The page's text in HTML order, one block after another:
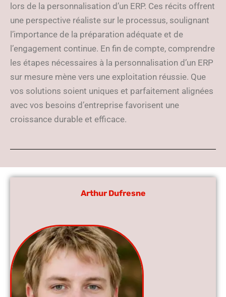
lors de la personnalisation d’un ERP. Ces récits offrent
une perspective réaliste sur le processus, soulignant
l’importance de la préparation adéquate et de
l’engagement continue. En fin de compte, comprendre
les étapes nécessaires à la personnalisation d’un ERP
sur mesure mène vers une exploitation réussie. Que
vos solutions soient uniques et parfaitement alignées
avec vos besoins d’entreprise favorisent une
croissance durable et efficace.
Arthur Dufresne